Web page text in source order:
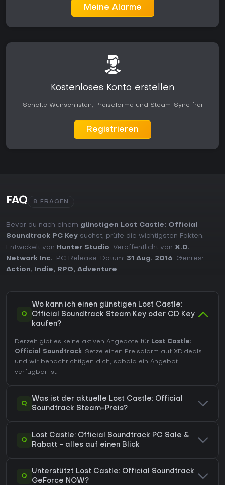
Meine Alarme
Kostenloses Konto erstellen
Schalte Wunschlisten, Preisalarme und Steam-Sync frei
Registrieren
FAQ 8 FRAGEN
Bevor du nach einem günstigen Lost Castle: Official
Soundtrack PC Key suchst, prüfe die wichtigsten Fakten.
Entwickelt von
Hunter Studio. Veröffentlicht von X.D.
Network Inc.. PC Release-Datum: 31 Aug. 2016. Genres:
Action, Indie, RPG, Adventure.
Q
Wo kann ich einen günstigen Lost Castle:
Official Soundtrack Steam Key oder CD Key
kaufen?
Derzeit gibt es keine aktiven Angebote für Lost Castle:
Official Soundtrack. Setze einen Preisalarm auf XD.deals
und wir benachrichtigen dich, sobald ein Angebot
verfügbar ist.
Q
Was ist der aktuelle Lost Castle: Official
Soundtrack Steam-Preis?
Q
Lost Castle: Official Soundtrack PC Sale &
Rabatt - alles auf einen Blick
Q
Unterstützt Lost Castle: Official Soundtrack
GeForce NOW?